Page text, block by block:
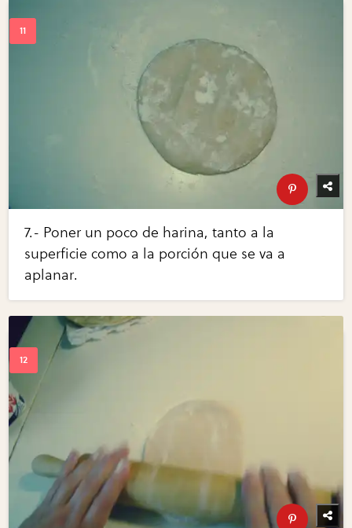
7.- Poner un poco de harina, tanto a la
superficie como a la porción que se va a
aplanar.